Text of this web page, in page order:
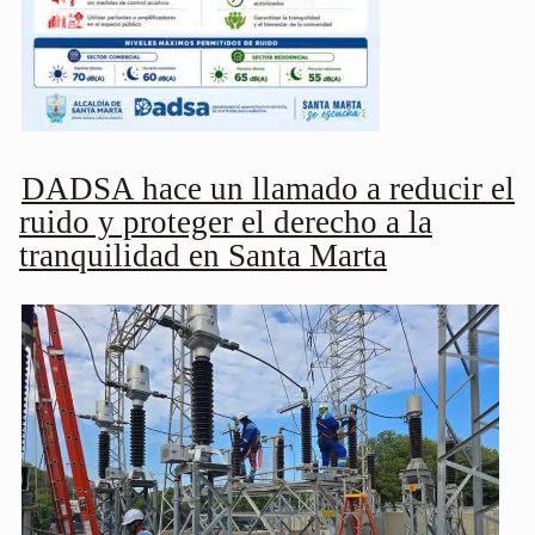
DADSA hace un llamado a reducir el
ruido y proteger el derecho a la
tranquilidad en Santa Marta